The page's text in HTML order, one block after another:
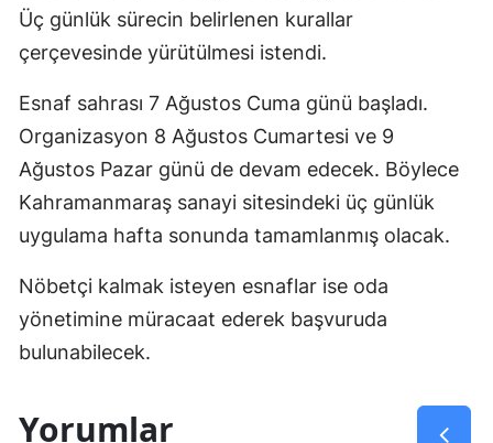
Üç günlük sürecin belirlenen kurallar
çerçevesinde yürütülmesi istendi.
Esnaf sahrası 7 Ağustos Cuma günü başladı.
Organizasyon 8 Ağustos Cumartesi ve 9
Ağustos Pazar günü de devam edecek. Böylece
Kahramanmaraş sanayi sitesindeki üç günlük
uygulama hafta sonunda tamamlanmış olacak.
Nöbetçi kalmak isteyen esnaflar ise oda
yönetimine müracaat ederek başvuruda
bulunabilecek.
Yorumlar